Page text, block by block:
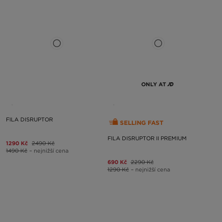
FILA DISRUPTOR
1290 Kč 2490 Kč
1490 Kč – nejnižší cena
ONLY AT
SELLING FAST
FILA DISRUPTOR II PREMIUM
690 Kč 2290 Kč
1290 Kč – nejnižší cena